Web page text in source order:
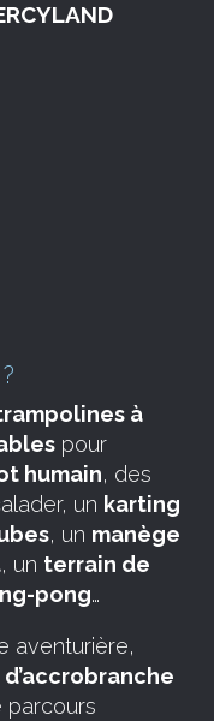
à
pour
humain, des
un karting
, un manège
, un terrain de
pong…
aventurière,
parcours